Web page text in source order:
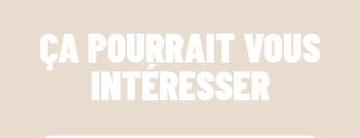
ÇA POURRAIT VOUS
INTÉRESSER